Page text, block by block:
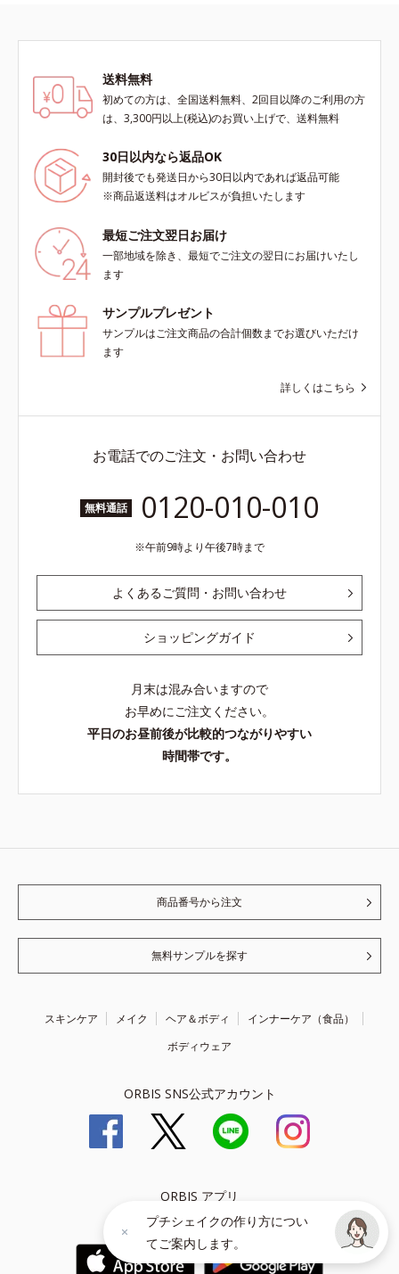
送料無料
初めての方は、全国送料無料、2回目以降のご利用の方
は、3,300円以上(税込)のお買い上げで、送料無料
30日以内なら返品OK
開封後でも発送日から30日以内であれば返品可能
※商品返送料はオルビスが負担いたします
最短ご注文翌日お届け
一部地域を除き、最短でご注文の翌日にお届けいたし
ます
サンプルプレゼント
サンプルはご注文商品の合計個数までお選びいただけ
ます
詳しくはこちら
お電話でのご注文・お問い合わせ
無料通話 0120-010-010
午前9時より午後7時まで
よくあるご質問・お問い合わせ
ショッピングガイド
月末は混み合いますので
お早めにご注文ください。
平日のお昼前後が比較的つながりやすい
時間帯です。
商品番号から注文
無料サンプルを探す
スキンケア メイク ヘア＆ボディ
インナーケア（食品）
ボディウェア
ORBIS SNS公式アカウント
ORBIS アプリ
お買い物をもっと楽しく、便利に！
プチシェイクの作り方につい
てご案内します。